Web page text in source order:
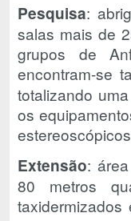
Pesquisa:
salas mais de
grupos de
encontram-se
totalizando
os
Extensão:
80 metros